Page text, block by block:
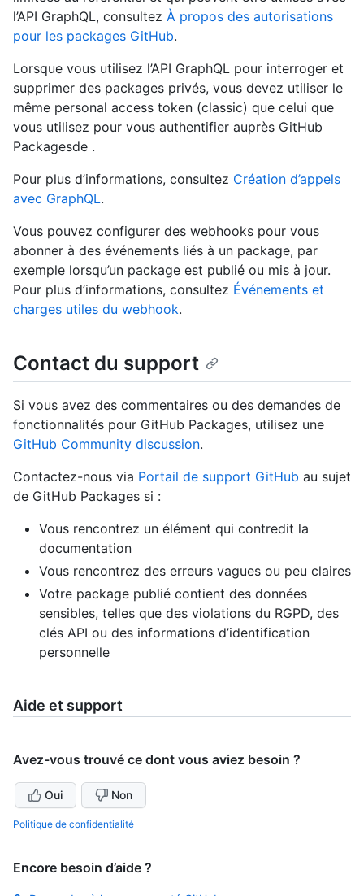
l’API GraphQL, consultez À propos des autorisations
pour les packages GitHub.
Lorsque vous utilisez l’API GraphQL pour interroger et
supprimer des packages privés, vous devez utiliser le
même personal access token (classic) que celui que
vous utilisez pour vous authentifier auprès GitHub
Packagesde .
Pour plus d’informations, consultez Création d’appels
avec GraphQL.
Vous pouvez configurer des webhooks pour vous
abonner à des événements liés à un package, par
exemple lorsqu’un package est publié ou mis à jour.
Pour plus d’informations, consultez Événements et
charges utiles du webhook.
Contact du support
Si vous avez des commentaires ou des demandes de
fonctionnalités pour GitHub Packages, utilisez une
GitHub Community discussion.
Contactez-nous via Portail de support GitHub au sujet
de GitHub Packages si :
Vous rencontrez un élément qui contredit la
documentation
Vous rencontrez des erreurs vagues ou peu claires
Votre package publié contient des données
sensibles, telles que des violations du RGPD, des
clés API ou des informations d’identification
personnelle
Aide et support
Avez-vous trouvé ce dont vous aviez besoin ?
Oui Non
Politique de confidentialité
Encore besoin d’aide ?